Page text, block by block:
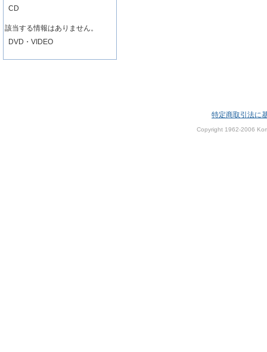
CD
該当する情報はありません。
DVD・VIDEO
特定商取引法に
Copyright 1962-2006